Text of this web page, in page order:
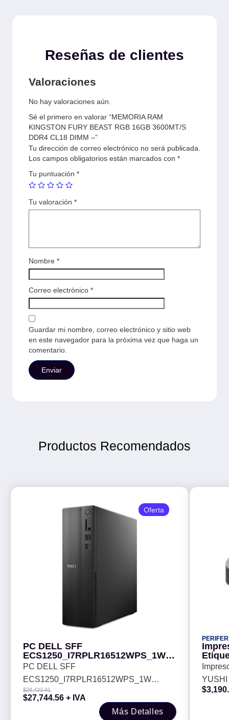
Reseñas de clientes
Valoraciones
No hay valoraciones aún.
Sé el primero en valorar “MEMORIA RAM
KINGSTON FURY BEAST RGB 16GB 3600MT/S
DDR4 CL18 DIMM –”
Tu dirección de correo electrónico no será publicada.
Los campos obligatorios están marcados con *
Tu puntuación *
Tu valoración *
Nombre *
Correo electrónico *
Guardar mi nombre, correo electrónico y sitio web
en este navegador para la próxima vez que haga un
comentario.
Productos Recomendados
PC DELL SFF
ECS1250_I7RPLR16512WPS_1W
R7PKP. Core i7 14700 16 GB.
512GB. W11 Pro - Garantía 1 año
PC DELL SFF
ECS1250_I7RPLR16512WPS_1W
R7PKP. Core i7 14700 16 GB. 512GB.
W11 Pro - Garantía 1 año
$28,423.91
$27,744.56 + IVA
Más Detalles
Oferta
$